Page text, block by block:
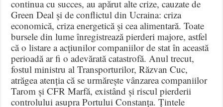
continua cu succes, au apărut alte crize, cauzate de
Green Deal și de conflictul din Ucraina: criza
economică, criza energetică și cea alimentară. Toate
bursele din lume înregistrează pierderi majore, astfel
că o listare a acțiunilor companiilor de stat în această
perioadă ar fi o adevărată catastrofă. Anul trecut,
fostul ministru al Transporturilor, Răzvan Cuc,
atrăgea atenția că se urmărește vânzarea companiilor
Tarom și CFR Marfă, existând și riscul pierderii
controlului asupra Portului Constanța. Țintele